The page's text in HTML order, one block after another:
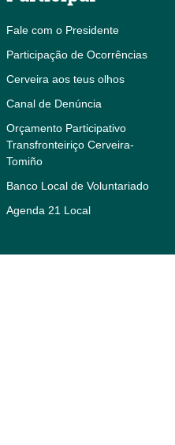
Fale com o Presidente
Participação de Ocorrências
Cerveira aos teus olhos
Canal de Denúncia
Orçamento Participativo
Transfronteiriço Cerveira-
Tomiño
Banco Local de Voluntariado
Agenda 21 Local